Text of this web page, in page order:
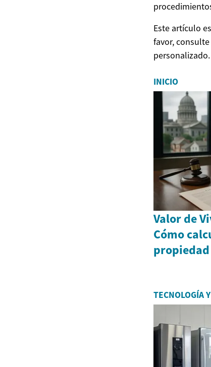
Este artículo
favor,
personalizado.
INICIO
Valor de
Cómo
propiedad
TECNOLOGÍA